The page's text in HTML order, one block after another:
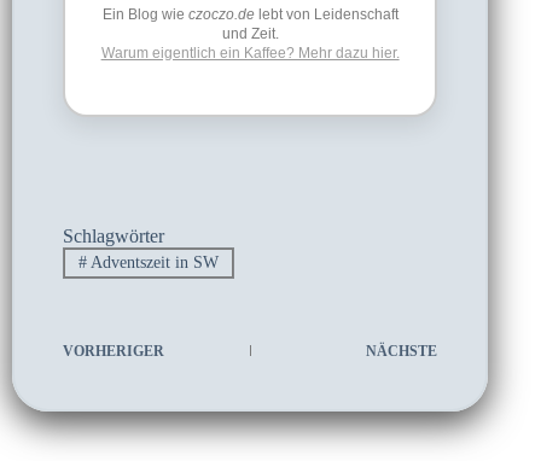
Ein Blog wie czoczo.delebt von Leidenschaft
und Zeit.
Warum eigentlich ein Kaffee? Mehr dazu hier.
Schlagwörter
#Adventszeit in SW
VORHERIGER NÄCHSTE